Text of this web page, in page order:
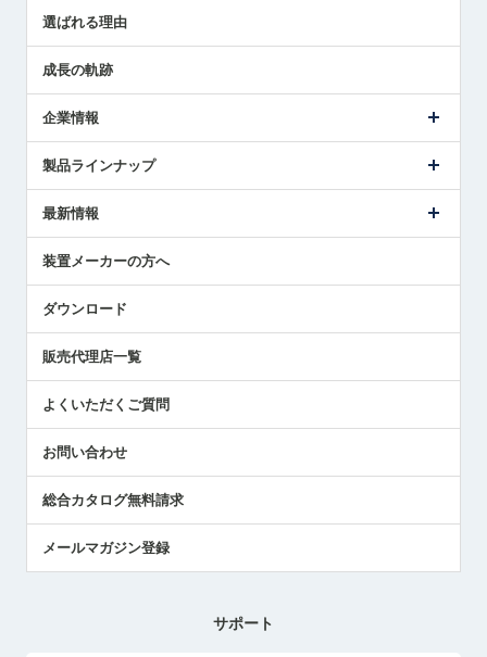
解決策提案
選ばれる理由
成長の軌跡
企業情報
ごあいさつ
受賞履歴
採用情報
国/地域/言語
製品ラインナップ
ツールセッタ製品
エアマイクロセンサ製品
最新情報
メトロールの技術
社員ブログ
中小企業のBCP地震対策
センサのテクニカルガイド
社長ブログ
装置メーカーの方へ
ダウンロード
販売代理店一覧
よくいただくご質問
お問い合わせ
総合カタログ無料請求
メールマガジン登録
サポート